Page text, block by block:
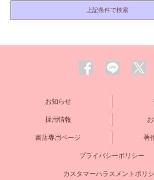
お知らせ
採用情報
書店専用ページ 著
プライバシーポリシー
カスタマーハラスメントポリ